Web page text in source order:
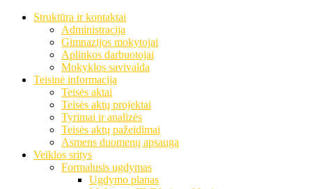
Struktūra ir kontaktai
Administracija
Gimnazijos mokytojai
Aplinkos darbuotojai
Mokyklos savivalda
Teisinė informacija
Teisės aktai
Teisės aktų projektai
Tyrimai ir analizės
Teisės aktų pažeidimai
Asmens duomenų apsauga
Veiklos sritys
Formalusis ugdymas
Ugdymo planas